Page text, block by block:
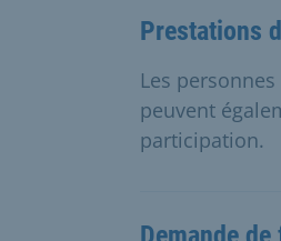
Prestations
Les
peuvent
participation.